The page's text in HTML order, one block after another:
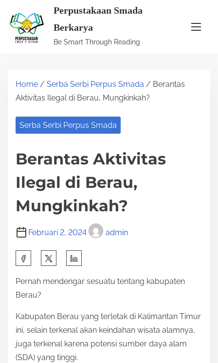
Perpustakaan Smada
Berkarya
Be Smart Through Reading
Home / Serba Serbi Perpus Smada / Berantas
Aktivitas Ilegal di Berau, Mungkinkah?
Serba Serbi Perpus Smada
Berantas Aktivitas
Ilegal di Berau,
Mungkinkah?
Februari 2, 2024 admin
a
r
e
t
h
Pernah mendengar sesuatu tentang kabupaten
Berau?
Kabupaten Berau yang terletak di Kalimantan Timur
ini, selain terkenal akan keindahan wisata alamnya,
juga terkenal karena potensi sumber daya alam
(SDA) yang tinggi.